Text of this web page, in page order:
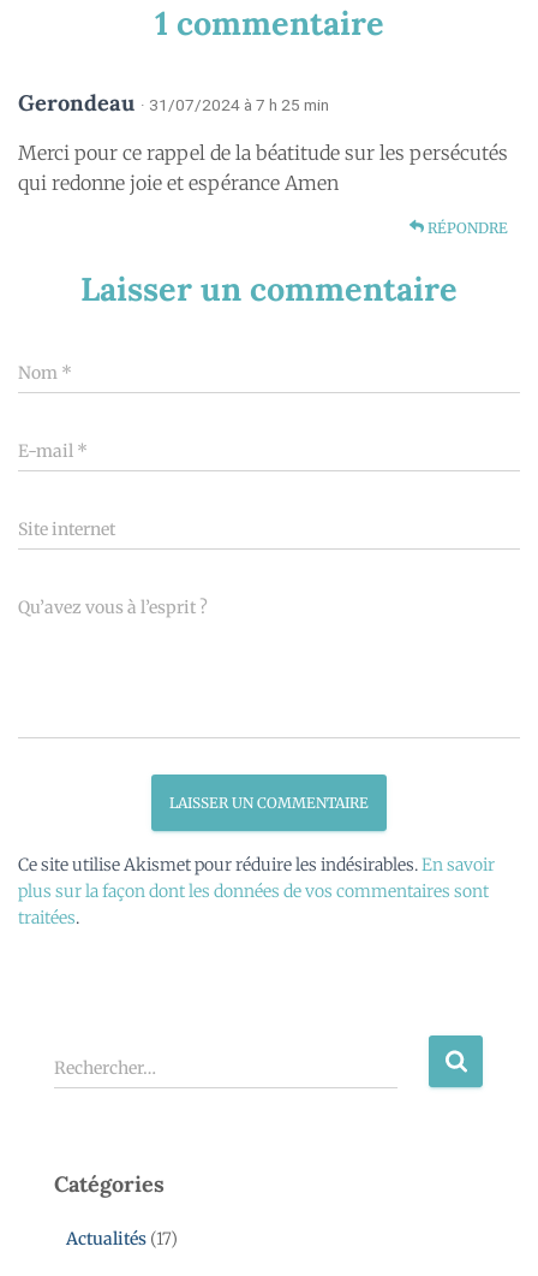
1 commentaire
Gerondeau · 31/07/2024 à 7 h 25 min
Merci pour ce rappel de la béatitude sur les persécutés
qui redonne joie et espérance Amen
RÉPONDRE
Laisser un commentaire
Nom *
E-mail *
Site internet
Qu’avez vous à l’esprit ?
Ce site utilise Akismet pour réduire les indésirables.En savoir
plus sur la façon dont les données de vos commentaires sont
traitées.
Rechercher…
Catégories
Actualités (17)